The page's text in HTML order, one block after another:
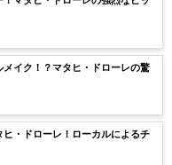
イク！？マタヒ・ドローレの驚
ヒ・ドローレ！ローカルによるチ